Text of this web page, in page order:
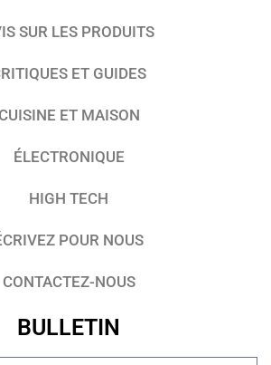
SUR LES PRODUITS
ET GUIDES
CUISINE ET MAISON
ÉLECTRONIQUE
HIGH TECH
POUR NOUS
CONTACTEZ-NOUS
BULLETIN